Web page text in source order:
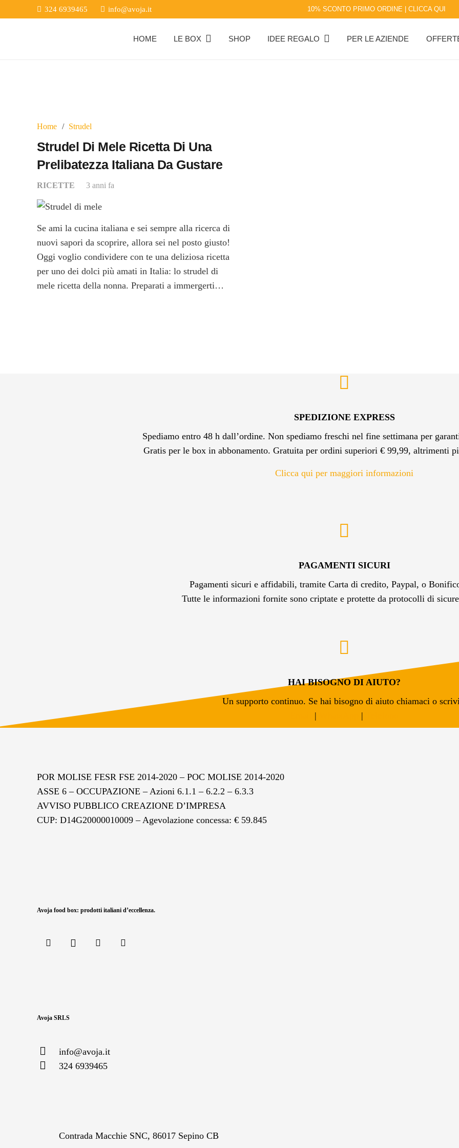
324 6939465 info@avoja.it 10% SCONTO PRIMO ORDINE | CLICCA QUI
HOME LE BOX SHOP IDEE REGALO PER LE AZIENDE
Home / Strudel
Strudel Di Mele Ricetta Di Una
Prelibatezza Italiana Da Gustare
RICETTE 3 anni fa
Se ami la cucina italiana e sei sempre alla ricerca di
nuovi sapori da scoprire, allora sei nel posto giusto!
Oggi voglio condividere con te una deliziosa ricetta
per uno dei dolci più amati in Italia: lo strudel di
mele ricetta della nonna. Preparati a immergerti…
SPEDIZIONE EXPRESS
Spediamo entro 48 h dall’ordine. Non spediamo freschi nel fine settimana per
Gratis per le box in abbonamento. Gratuita per ordini superiori € 99,99, altrimenti
Clicca qui per maggiori informazioni
PAGAMENTI SICURI
Pagamenti sicuri e affidabili, tramite Carta di credito, Paypal, o
Tutte le informazioni fornite sono criptate e protette da protocolli di
HAI BISOGNO DI AIUTO?
Un supporto continuo. Se hai bisogno di aiuto chiamaci o
| |
POR MOLISE FESR FSE 2014-2020 – POC MOLISE 2014-2020
ASSE 6 – OCCUPAZIONE – Azioni 6.1.1 – 6.2.2 – 6.3.3
AVVISO PUBBLICO CREAZIONE D’IMPRESA
CUP: D14G20000010009 – Agevolazione concessa: € 59.845
Avoja food box: prodotti italiani d’eccellenza.
Avoja SRLS
info@avoja.it
324 6939465
Contrada Macchie SNC, 86017 Sepino CB